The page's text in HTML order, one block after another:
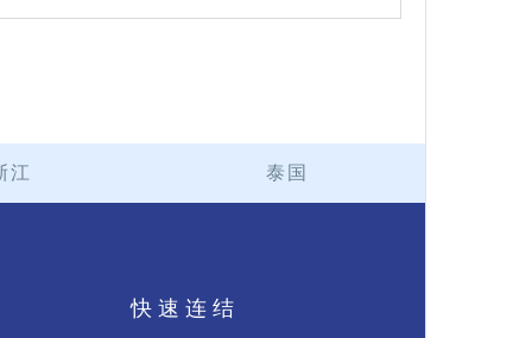
江 泰国
快速连结